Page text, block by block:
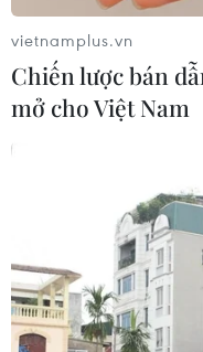
loạt các dự án đường
vietnamplus.vn
Chiến lược bán
mở cho Việt Nam